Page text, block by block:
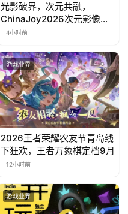
光影破界，次元共融，
ChinaJoy2026次元影像生
态标准化发展大会盛大召开
4小时前
游戏业界
2026王者荣耀农友节青岛线
下狂欢，王者万象棋定档9月
12小时前
游戏业界